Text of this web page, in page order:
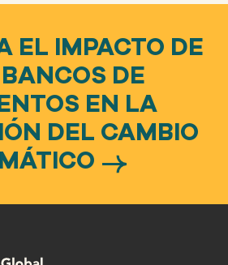
EL IMPACTO DE
DE
EN LA
DEL CAMBIO